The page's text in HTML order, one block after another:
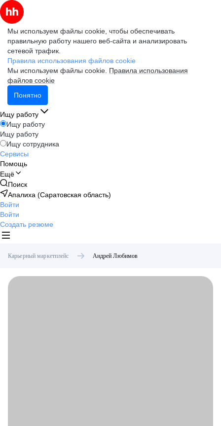
Мы используем файлы cookie, чтобы обеспечивать
правильную работу нашего веб-сайта и анализировать
сетевой трафик.
Правила использования файлов cookie
Мы используем файлы cookie. Правила использования
файлов cookie
Понятно
Ищу работу
Ищу работу
Ищу работу
Ищу сотрудника
Сервисы
Помощь
Ещё
Поиск
Апалиха (Саратовская область)
Войти
Войти
Создать резюме
Карьерный маркетплейс Андрей Любимов